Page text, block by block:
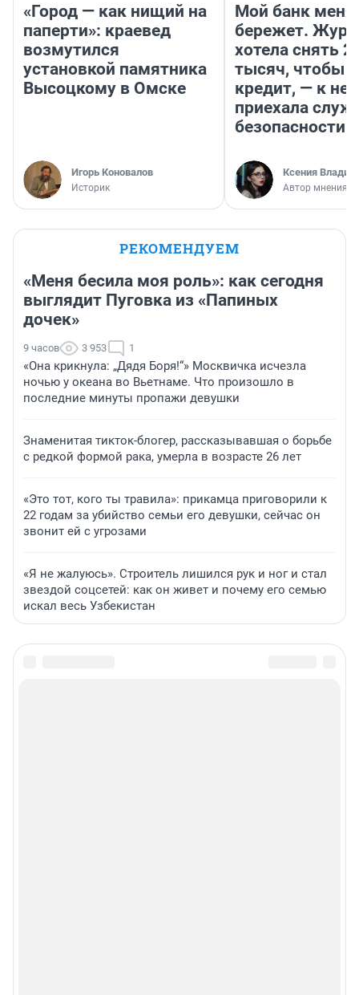
«Город — как нищий на
паперти»: краевед
возмутился
установкой памятника
Высоцкому в Омске
Игорь Коновалов
Историк
Мой банк меня
бережет.
хотела снять
тысяч, чтобы
кредит, — к
приехала
безопасности
Ксения
Автор мнения
РЕКОМЕНДУЕМ
«Меня бесила моя роль»: как сегодня
выглядит Пуговка из «Папиных
дочек»
9 часов 3 953 1
«Она крикнула: „Дядя Боря!“» Москвичка исчезла
ночью у океана во Вьетнаме. Что произошло в
последние минуты пропажи девушки
Знаменитая тикток-блогер, рассказывавшая о борьбе
с редкой формой рака, умерла в возрасте 26 лет
«Это тот, кого ты травила»: прикамца приговорили к
22 годам за убийство семьи его девушки, сейчас он
звонит ей с угрозами
«Я не жалуюсь». Строитель лишился рук и ног и стал
звездой соцсетей: как он живет и почему его семью
искал весь Узбекистан